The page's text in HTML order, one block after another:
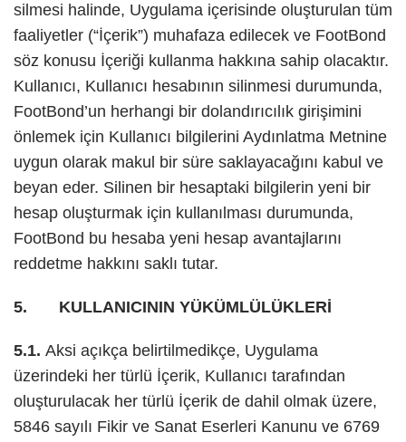
silmesi halinde, Uygulama içerisinde oluşturulan tüm
faaliyetler (“İçerik”) muhafaza edilecek ve FootBond
söz konusu İçeriği kullanma hakkına sahip olacaktır.
Kullanıcı, Kullanıcı hesabının silinmesi durumunda,
FootBond’un herhangi bir dolandırıcılık girişimini
önlemek için Kullanıcı bilgilerini Aydınlatma Metnine
uygun olarak makul bir süre saklayacağını kabul ve
beyan eder. Silinen bir hesaptaki bilgilerin yeni bir
hesap oluşturmak için kullanılması durumunda,
FootBond bu hesaba yeni hesap avantajlarını
reddetme hakkını saklı tutar.
5. KULLANICININ YÜKÜMLÜLÜKLERİ
5.1. Aksi açıkça belirtilmedikçe, Uygulama
üzerindeki her türlü İçerik, Kullanıcı tarafından
oluşturulacak her türlü İçerik de dahil olmak üzere,
5846 sayılı Fikir ve Sanat Eserleri Kanunu ve 6769